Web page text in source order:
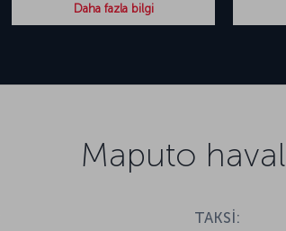
Daha fazla bilgi
Maputo
TAKSİ: